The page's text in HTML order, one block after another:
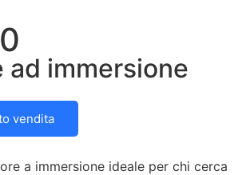
ad immersione
vendita
a immersione ideale per chi cerca